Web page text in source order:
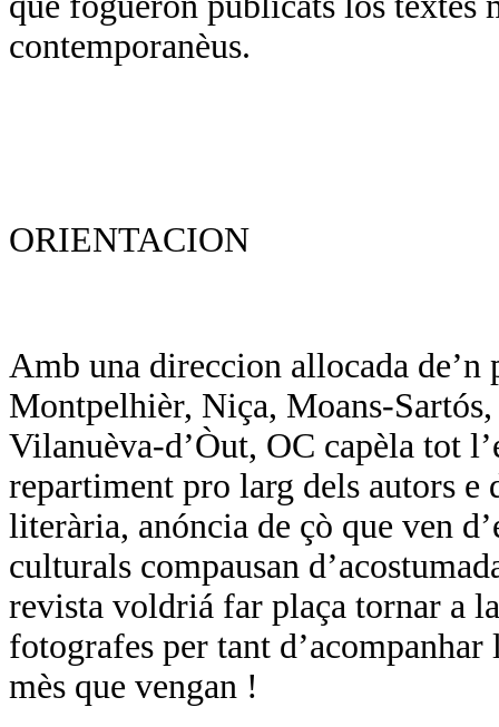
contemporanèus.
ORIENTACION
Amb una direccion allocada
Montpelhièr, Niça, Moans-
Vilanuèva-d’Òut, OC capèla tot
repartiment pro larg dels autors e
literària, anóncia de çò que ven
culturals compausan
revista voldriá far plaça tornar a
fotografes per tant
mès que vengan !